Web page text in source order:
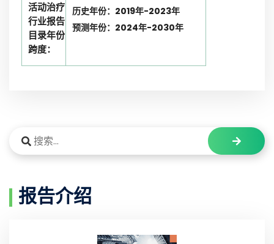
活动治疗
行业报告
目录年份
跨度：
历史年份：2019年-2023年
预测年份：2024年-2030年
报告介绍